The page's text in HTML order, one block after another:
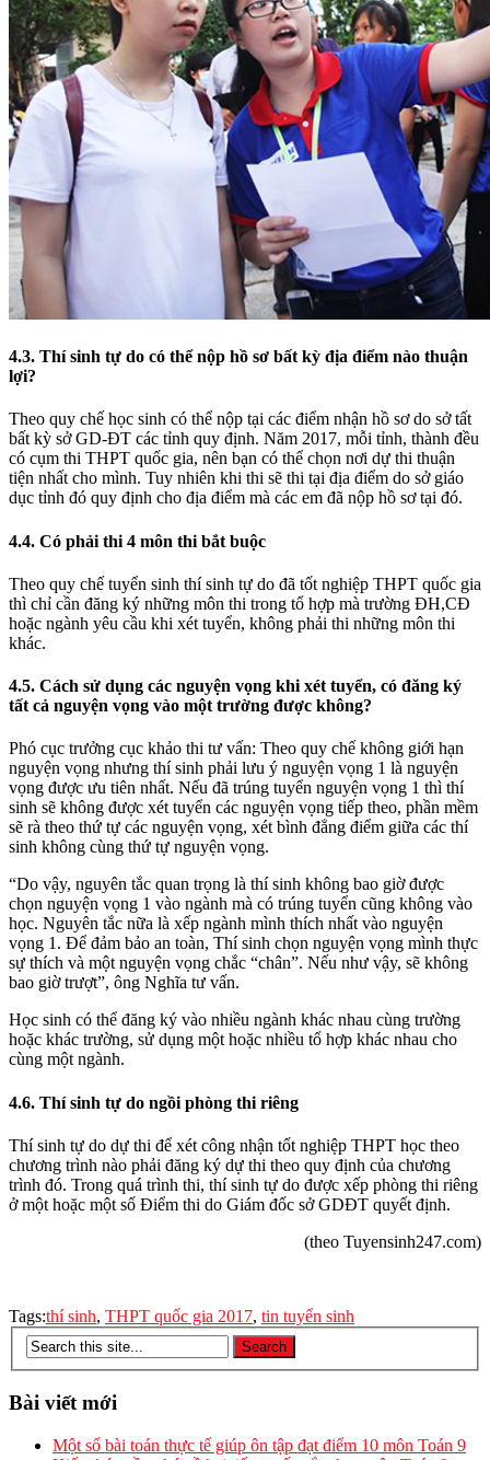
4.3. Thí sinh tự do có thể nộp hồ sơ bất kỳ địa điểm nào thuận
lợi?
Theo quy chế học sinh có thể nộp tại các điểm nhận hồ sơ do sở tất
bất kỳ sở GD-ĐT các tỉnh quy định. Năm 2017, mỗi tỉnh, thành đều
có cụm thi THPT quốc gia, nên bạn có thể chọn nơi dự thi thuận
tiện nhất cho mình. Tuy nhiên khi thi sẽ thi tại địa điểm do sở giáo
dục tỉnh đó quy định cho địa điểm mà các em đã nộp hồ sơ tại đó.
4.4. Có phải thi 4 môn thi bắt buộc
Theo quy chế tuyển sinh thí sinh tự do đã tốt nghiệp THPT quốc gia
thì chỉ cần đăng ký những môn thi trong tổ hợp mà trường ĐH,CĐ
hoặc ngành yêu cầu khi xét tuyển, không phải thi những môn thi
khác.
4.5. Cách sử dụng các nguyện vọng khi xét tuyển, có đăng ký
tất cả nguyện vọng vào một trường được không?
Phó cục trưởng cục khảo thi tư vấn: Theo quy chế không giới hạn
nguyện vọng nhưng thí sinh phải lưu ý nguyện vọng 1 là nguyện
vọng được ưu tiên nhất. Nếu đã trúng tuyển nguyện vọng 1 thì thí
sinh sẽ không được xét tuyển các nguyện vọng tiếp theo, phần mềm
sẽ rà theo thứ tự các nguyện vọng, xét bình đẳng điểm giữa các thí
sinh không cùng thứ tự nguyện vọng.
“Do vậy, nguyên tắc quan trọng là thí sinh không bao giờ được
chọn nguyện vọng 1 vào ngành mà có trúng tuyển cũng không vào
học. Nguyên tắc nữa là xếp ngành mình thích nhất vào nguyện
vọng 1. Để đảm bảo an toàn, Thí sinh chọn nguyện vọng mình thực
sự thích và một nguyện vọng chắc “chân”. Nếu như vậy, sẽ không
bao giờ trượt”, ông Nghĩa tư vấn.
Học sinh có thể đăng ký vào nhiều ngành khác nhau cùng trường
hoặc khác trường, sử dụng một hoặc nhiều tổ hợp khác nhau cho
cùng một ngành.
4.6. Thí sinh tự do ngồi phòng thi riêng
Thí sinh tự do dự thi để xét công nhận tốt nghiệp THPT học theo
chương trình nào phải đăng ký dự thi theo quy định của chương
trình đó. Trong quá trình thi, thí sinh tự do được xếp phòng thi riêng
ở một hoặc một số Điểm thi do Giám đốc sở GDĐT quyết định.
(theo Tuyensinh247.com)
Tags:thí sinh, THPT quốc gia 2017, tin tuyển sinh
Bài viết mới
Một số bài toán thực tế giúp ôn tập đạt điểm 10 môn Toán 9